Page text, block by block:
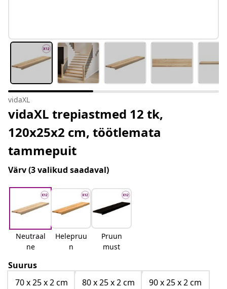
vidaXL
vidaXL trepiastmed 12 tk,
120x25x2 cm, töötlemata
tammepuit
Värv(3 valikud saadaval)
Neutraal
ne
Helepruu
n
Pruun
must
Suurus
70 x 25 x 2 cm
80 x 25 x 2 cm
90 x 25 x 2 cm